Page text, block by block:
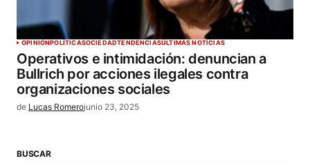
OPINIÓNPOLÍTICASOCIEDADTENDENCIASÚLTIMAS NOTICIAS
Operativos e intimidación: denuncian a
Bullrich por acciones ilegales contra
organizaciones sociales
de Lucas Romerojunio 23, 2025
BUSCAR